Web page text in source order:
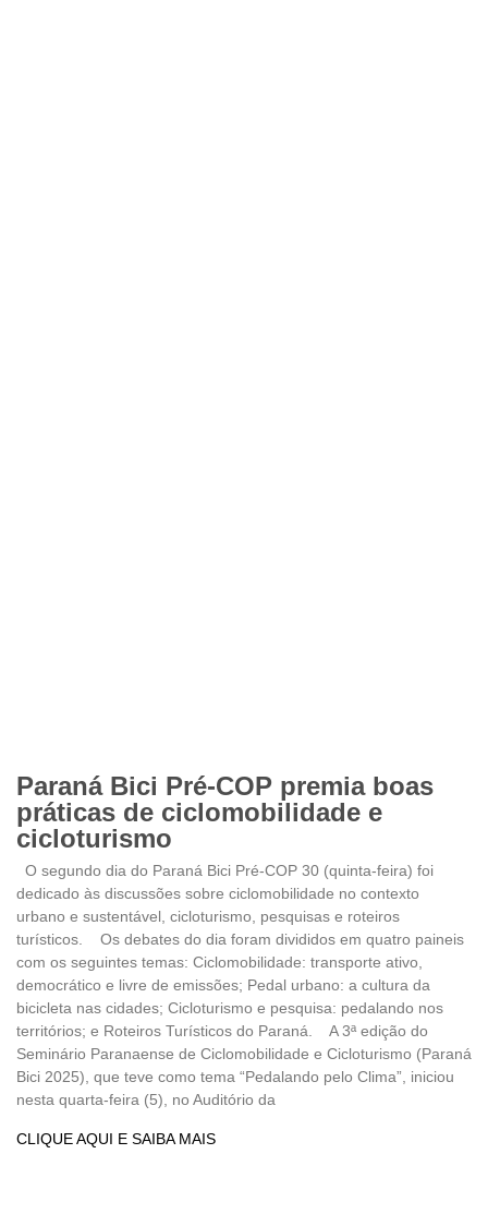
Paraná Bici Pré-COP premia boas
práticas de ciclomobilidade e
cicloturismo
O segundo dia do Paraná Bici Pré-COP 30 (quinta-feira) foi
dedicado às discussões sobre ciclomobilidade no contexto
urbano e sustentável, cicloturismo, pesquisas e roteiros
turísticos. Os debates do dia foram divididos em quatro paineis
com os seguintes temas: Ciclomobilidade: transporte ativo,
democrático e livre de emissões; Pedal urbano: a cultura da
bicicleta nas cidades; Cicloturismo e pesquisa: pedalando nos
territórios; e Roteiros Turísticos do Paraná. A 3ª edição do
Seminário Paranaense de Ciclomobilidade e Cicloturismo (Paraná
Bici 2025), que teve como tema “Pedalando pelo Clima”, iniciou
nesta quarta-feira (5), no Auditório da
CLIQUE AQUI E SAIBA MAIS